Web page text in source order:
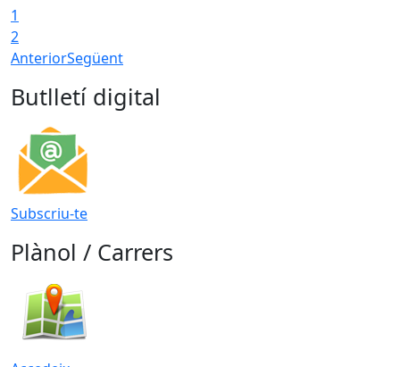
1
2
AnteriorSegüent
Butlletí digital
Subscriu-te
Plànol / Carrers